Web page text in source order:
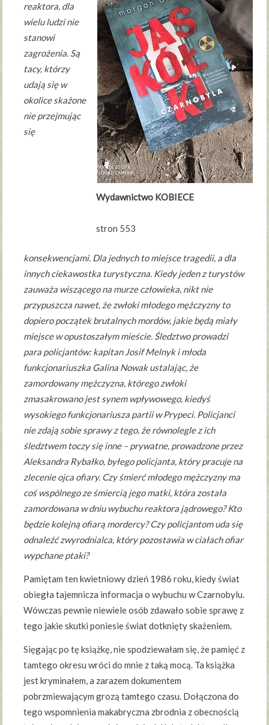
Wydawnictwo KOBIECE
stron 553
reaktora, dla
wielu ludzi nie
stanowi
zagrożenia. Są
tacy, którzy
udają się w
okolice skażone
nie przejmując
się
konsekwencjami. Dla jednych to miejsce tragedii, a dla
innych ciekawostka turystyczna. Kiedy jeden z turystów
zauważa wiszącego na murze człowieka, nikt nie
przypuszcza nawet, że zwłoki młodego mężczyzny to
dopiero początek brutalnych mordów, jakie będą miały
miejsce w opustoszałym mieście. Śledztwo prowadzi
para policjantów: kapitan Josif Melnyk i młoda
funkcjonariuszka Galina Nowak ustalając, że
zamordowany mężczyzna, którego zwłoki
zmasakrowano jest synem wpływowego, kiedyś
wysokiego funkcjonariusza partii w Prypeci. Policjanci
nie zdają sobie sprawy z tego, że równolegle z ich
śledztwem toczy się inne – prywatne, prowadzone przez
Aleksandra Rybałko, byłego policjanta, który pracuje na
zlecenie ojca ofiary. Czy śmierć młodego mężczyzny ma
coś wspólnego ze śmiercią jego matki, która została
zamordowana w dniu wybuchu reaktora jądrowego? Kto
będzie kolejną ofiarą mordercy? Czy policjantom uda się
odnaleźć zwyrodnialca, który pozostawia w ciałach ofiar
wypchane ptaki?
Pamiętam ten kwietniowy dzień 1986 roku, kiedy świat
obiegła tajemnicza informacja o wybuchu w Czarnobylu.
Wówczas pewnie niewiele osób zdawało sobie sprawę z
tego jakie skutki poniesie świat dotknięty skażeniem.
Sięgając po tę książkę, nie spodziewałam się, że pamięć z
tamtego okresu wróci do mnie z taką mocą. Ta książka
jest kryminałem, a zarazem dokumentem
pobrzmiewającym grozą tamtego czasu. Dołączona do
tego wspomnienia makabryczna zbrodnia z obecnością